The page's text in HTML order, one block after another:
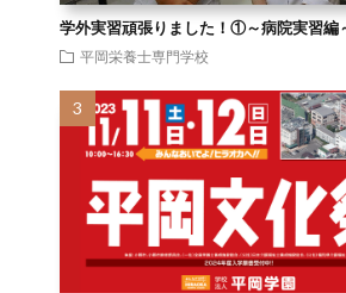
学外実習頑張りました！①～病院実習編
平岡栄養士専門学校